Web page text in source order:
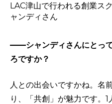
LAC津山で行われる創業ス
ャンディさん
——シャンディさんにとっ
ろですか？
人との出会いですかね。名
り、「共創」が魅力です。